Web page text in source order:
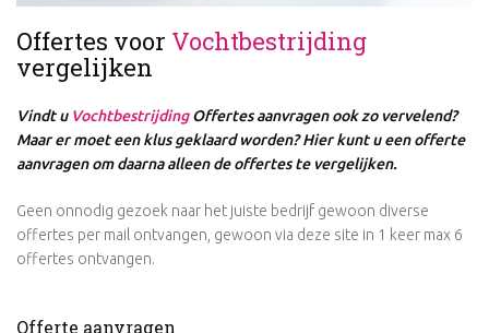
Offertes voor Vochtbestrijding
vergelijken
Vindt u VochtbestrijdingOffertes aanvragen ook zo vervelend?
Maar er moet een klus geklaard worden? Hier kunt u een offerte
aanvragen om daarna alleen de offertes te vergelijken.
Geen onnodig gezoek naar het juiste bedrijf gewoon diverse
offertes per mail ontvangen, gewoon via deze site in 1 keer max 6
offertes ontvangen.
Offerte aanvragen